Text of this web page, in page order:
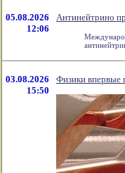
05.08.2026
12:06
Антинейтрино
03.08.2026
15:50
Физики впервые